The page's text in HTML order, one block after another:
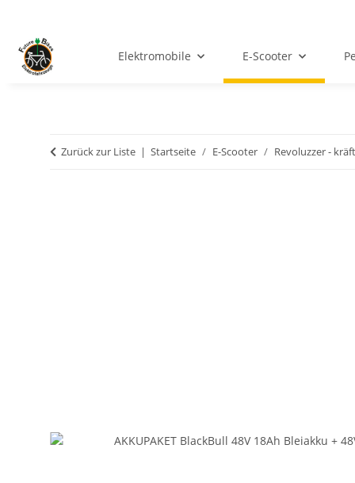
Elektromobile E-Scooter
Zurück zur Liste Startseite E-Scooter Revoluzzer -